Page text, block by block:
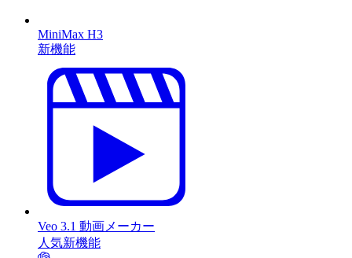
MiniMax H3
新機能
Veo 3.1 動画メーカー
人気新機能